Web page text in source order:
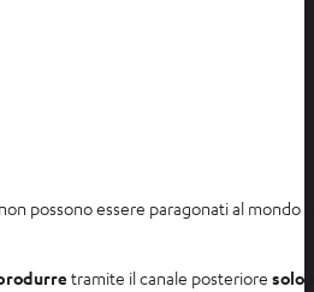
possono essere paragonati al
tramite il canale posteriore solo